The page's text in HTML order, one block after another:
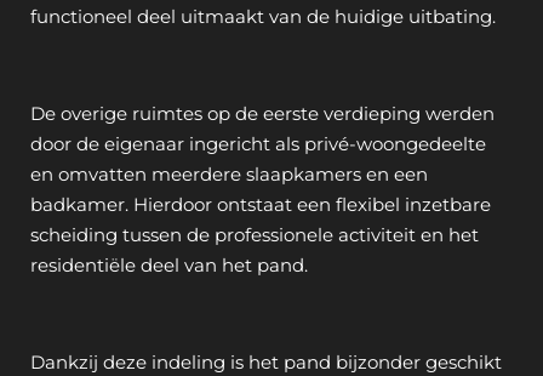
functioneel deel uitmaakt van de huidige uitbating.
De overige ruimtes op de eerste verdieping werden
door de eigenaar ingericht als privé-woongedeelte
en omvatten meerdere slaapkamers en een
badkamer. Hierdoor ontstaat een flexibel inzetbare
scheiding tussen de professionele activiteit en het
residentiële deel van het pand.
Dankzij deze indeling is het pand bijzonder geschikt